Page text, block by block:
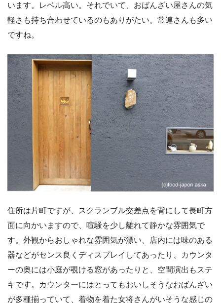
います。レベル高い。それでいて、おばんざい屋さんの気
軽さも持ち合わせているのもありがたい。常連さんも多い
ですね。
住所は片町ですが、スクランブル交差点を背にして長町方
面に向かいますので、喧騒を少し離れて静かな雰囲気で
す。外観からおしゃれな雰囲気が漂い、店内には味のある
器などがセンス良くディスプレイしてあったり、カウンタ
ーの奥には小庭が覗ける窓があったりと、空間演出もステ
キです。カウンターにはとってもおいしそうなおばんざい
が多種揃っていて、着物を着た女将さんがいそうな感じの